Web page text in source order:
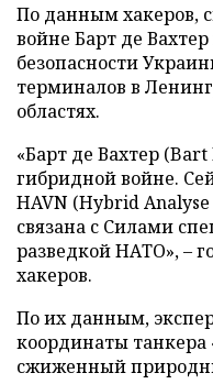
По данным хакеров,
войне Барт де
безопасности
терминалов в
областях.
«Барт де Вахтер
гибридной войне.
HAVN (Hybrid
связана с Силами
разведкой НАТО», –
хакеров.
По их данным,
координаты танкера
сжиженный